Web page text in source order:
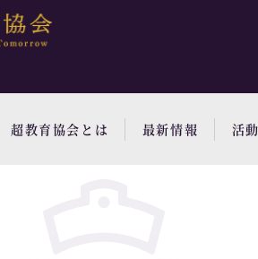
超教育協会とは 最新情報 活